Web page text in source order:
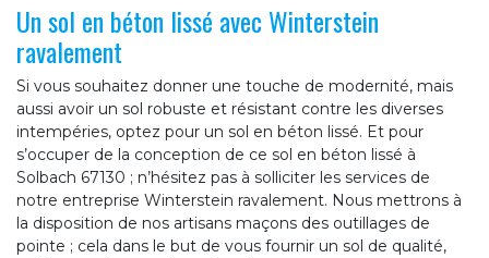
Un sol en béton lissé avec Winterstein
ravalement
Si vous souhaitez donner une touche de modernité, mais
aussi avoir un sol robuste et résistant contre les diverses
intempéries, optez pour un sol en béton lissé. Et pour
s’occuper de la conception de ce sol en béton lissé à
Solbach 67130 ; n’hésitez pas à solliciter les services de
notre entreprise Winterstein ravalement. Nous mettrons à
la disposition de nos artisans maçons des outillages de
pointe ; cela dans le but de vous fournir un sol de qualité,